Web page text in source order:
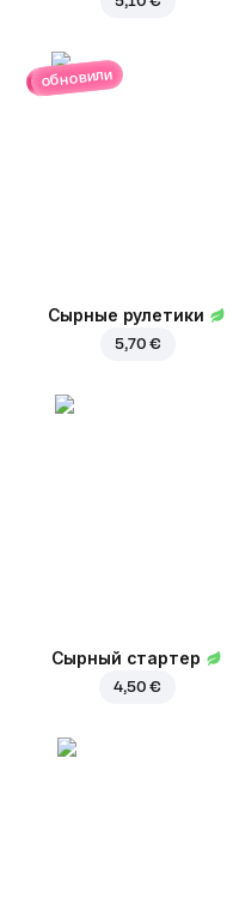
обновили
Сырные рулетики
5,70 €
Сырный стартер
4,50 €